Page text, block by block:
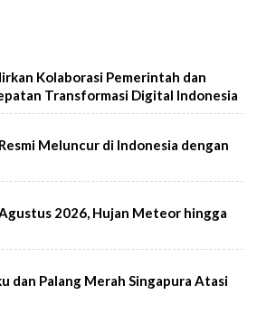
Kolaborasi Pemerintah dan
Transformasi Digital Indonesia
Meluncur di Indonesia dengan
2026, Hujan Meteor hingga
dan Palang Merah Singapura Atasi